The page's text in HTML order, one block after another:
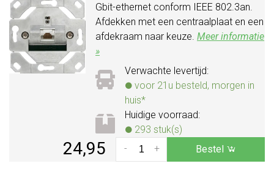
Gbit-ethernet conform IEEE 802.3an.
Afdekken met een centraalplaat en een
afdekraam naar keuze. Meer informatie
»
Verwachte levertijd:
voor 21u besteld, morgen in
huis*
Huidige voorraad:
293 stuk(s)
24,95 +
- Bestel